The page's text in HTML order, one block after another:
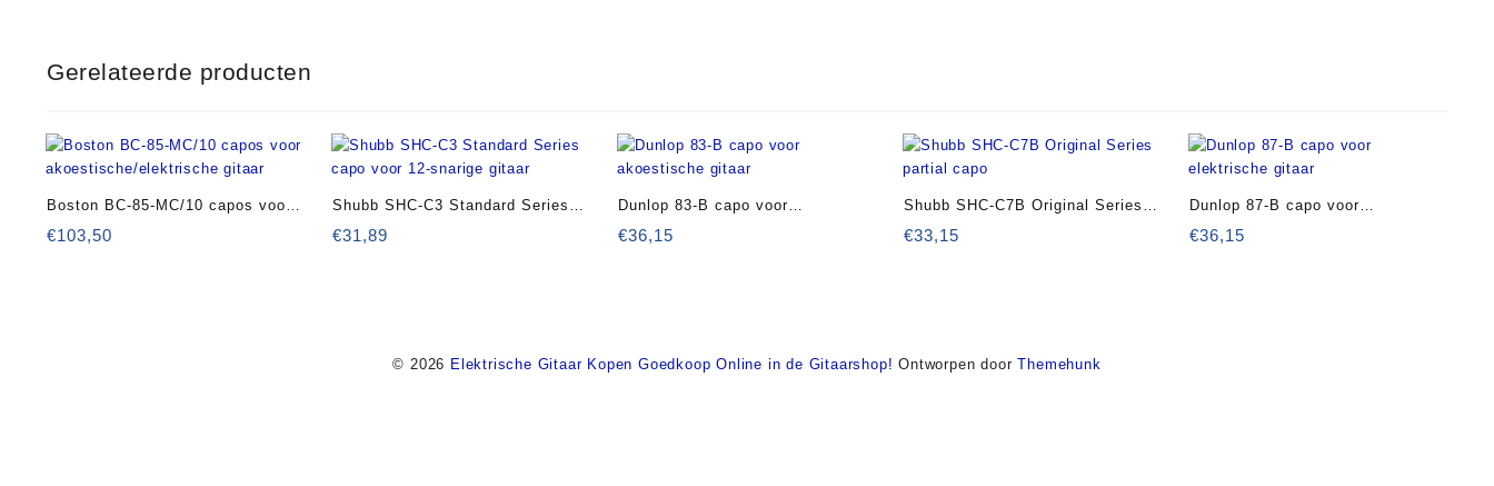
Gerelateerde producten
Boston BC-85-MC/10 capos voor
akoestische/elektrische gitaar
€103,50
Shubb SHC-C3 Standard Series
capo voor 12-snarige gitaar
€31,89
Dunlop 83-B capo voor
akoestische gitaar
€36,15
Shubb SHC-C7B Original Series
partial capo
€33,15
Dunlop 87-B capo voor
elektrische gitaar
€36,15
© 2026 Elektrische Gitaar Kopen Goedkoop Online in de Gitaarshop! Ontworpen door Themehunk